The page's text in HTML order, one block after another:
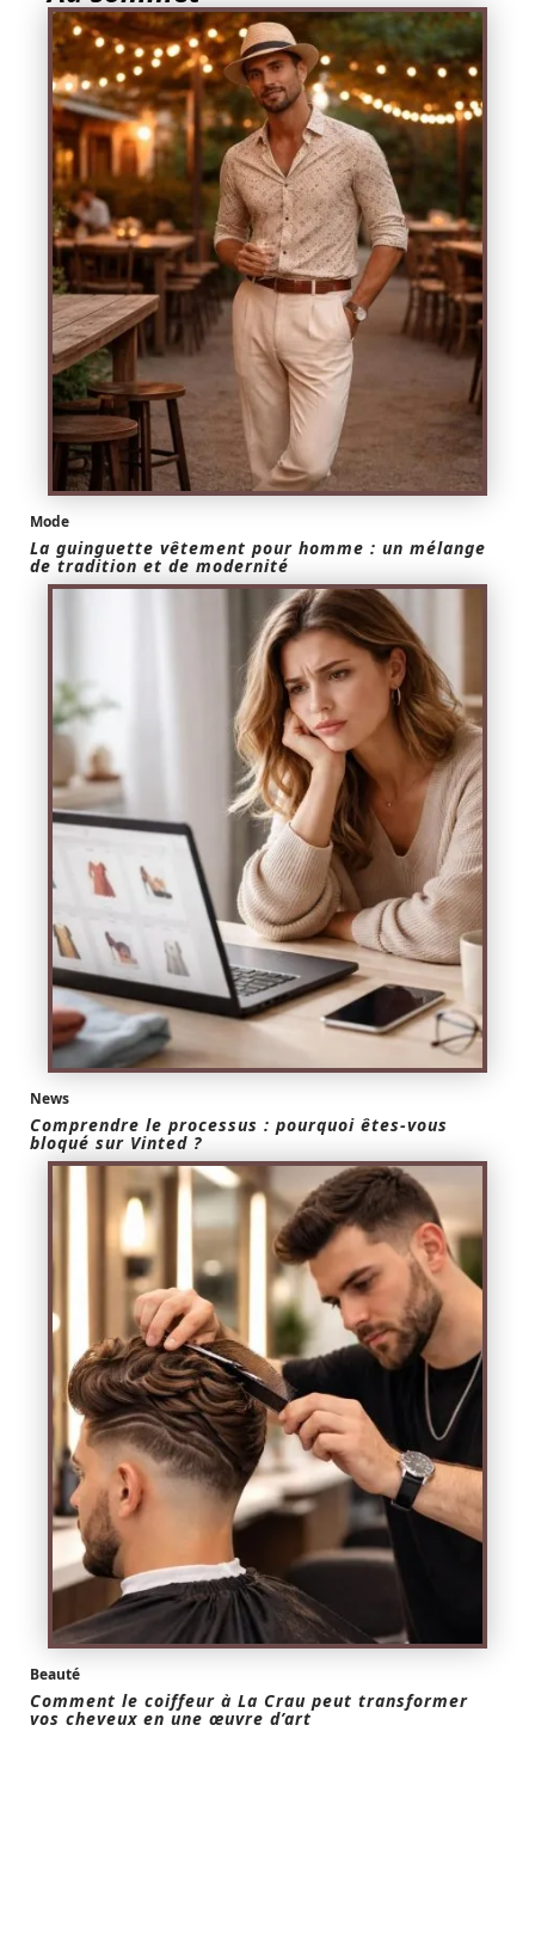
Mode
La guinguette vêtement pour homme : un mélange
de tradition et de modernité
News
Comprendre le processus : pourquoi êtes-vous
bloqué sur Vinted ?
Beauté
Comment le coiffeur à La Crau peut transformer
vos cheveux en une œuvre d’art